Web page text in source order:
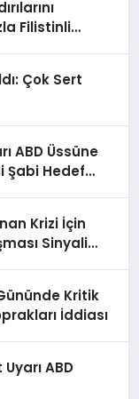
Filistinli
Çok Sert
ABD Üssüne
Şabi Hedef
Krizi İçin
Sinyali
Kritik
İddiası
ABD